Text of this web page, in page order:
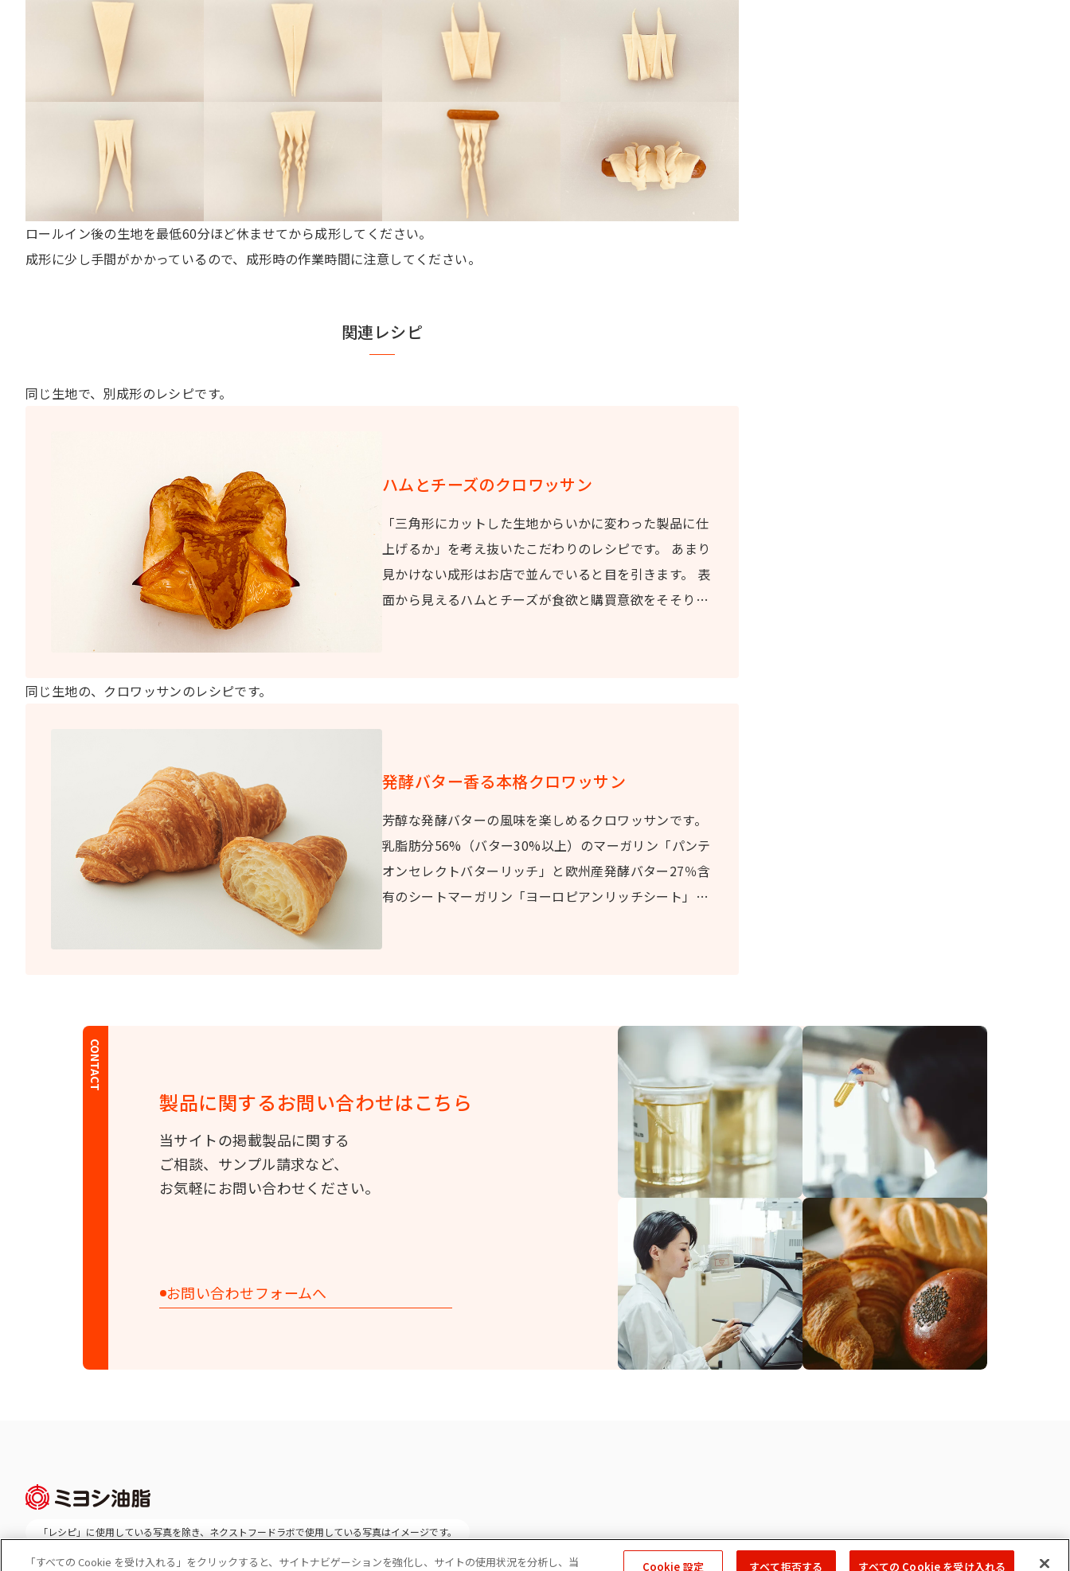
ロールイン後の生地を最低60分ほど休ませてから成形してください。
成形に少し手間がかかっているので、成形時の作業時間に注意してください。
関連レシピ
同じ生地で、別成形のレシピです。
ハムとチーズのクロワッサン
「三角形にカットした生地からいかに変わった製品に仕
上げるか」を考え抜いたこだわりのレシピです。 あまり
見かけない成形はお店で並んでいると目を引きます。 表
面から見えるハムとチーズが食欲と購買意欲をそそりま
同じ生地の、クロワッサンのレシピです。
発酵バター香る本格クロワッサン
芳醇な発酵バターの風味を楽しめるクロワッサンです。
乳脂肪分56%（バター30%以上）のマーガリン「パンテ
オンセレクトバターリッチ」と欧州産発酵バター27％含
有のシートマーガリン「ヨーロピアンリッチシート」を
CONTACT
製品に関するお問い合わせはこちら
当サイトの掲載製品に関する
ご相談、サンプル請求など、
お気軽にお問い合わせください。
お問い合わせフォームへ
「レシピ」に使用している写真を除き、 ネクストフードラボで使用している写真はイメージです。
「すべての Cookie を受け入れる」をクリックすると、サイトナビゲーションを強化し、サイトの使用状況を分析し、当
Cookie 設定 すべて拒否する すべての Cookie を受け入れる